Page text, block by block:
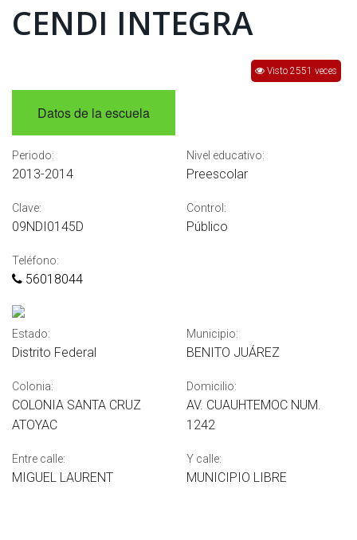
CENDI INTEGRA
Visto 2551 veces
Datos de la escuela
Periodo:
2013-2014
Nivel educativo:
Preescolar
Clave:
09NDI0145D
Control:
Público
Teléfono:
56018044
Estado:
Distrito Federal
Municipio:
BENITO JUÁREZ
Colonia:
COLONIA SANTA CRUZ
ATOYAC
Domicilio:
AV. CUAUHTEMOC NUM.
1242
Entre calle:
MIGUEL LAURENT
Y calle:
MUNICIPIO LIBRE